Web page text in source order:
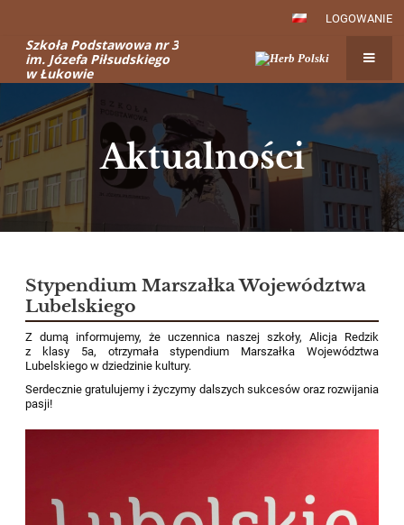
LOGOWANIE
Szkoła Podstawowa nr 3
im. Józefa Piłsudskiego
w Łukowie
Aktualności
Stypendium Marszałka Województwa
Lubelskiego
Z dumą informujemy, że uczennica naszej szkoły, Alicja Redzik
z klasy 5a, otrzymała stypendium Marszałka Województwa
Lubelskiego w dziedzinie kultury.
Serdecznie gratulujemy i życzymy dalszych sukcesów oraz rozwijania
pasji!